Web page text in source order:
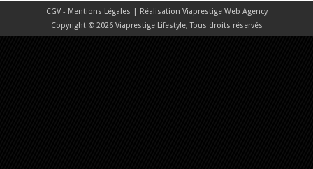
CGV - Mentions Légales | Réalisation Viaprestige Web Agency
Copyright © 2026 Viaprestige Lifestyle, Tous droits réservés